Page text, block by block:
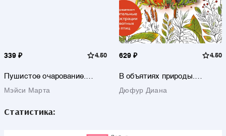
339 ₽ 4.50
Пушистое очарование.
Мэйси Марта
629 ₽ 4.50
В объятиях природы.
иллюстрации животных и
Дюфур Диана
Статистика: